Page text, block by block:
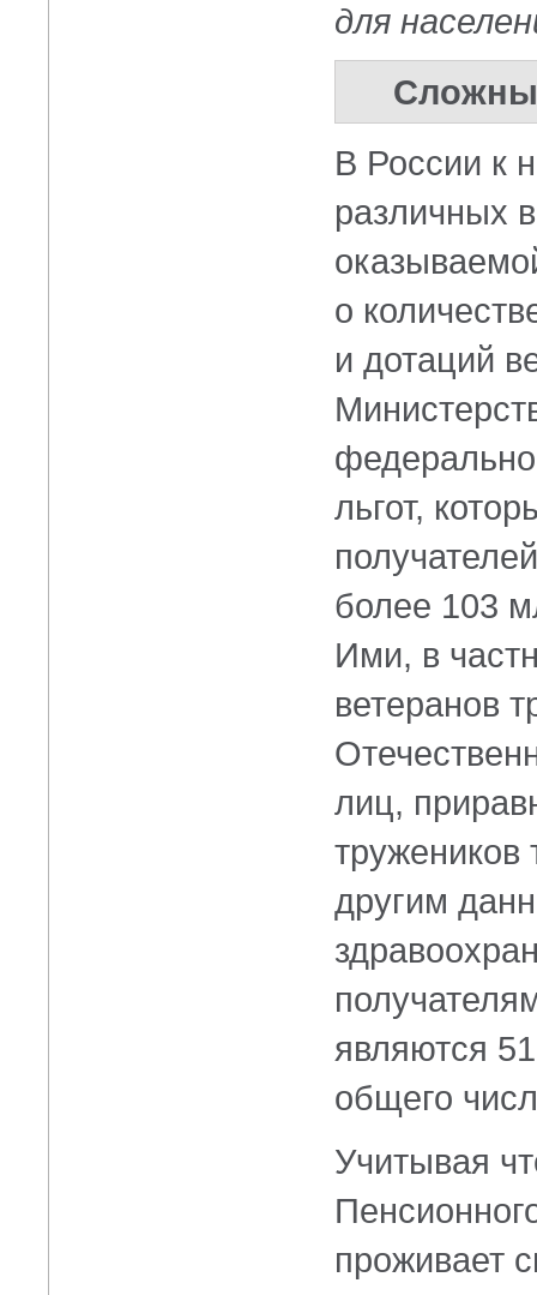
для
В России к
различных
о
и дотаций
льгот,
более 103
Ими, в
ветеранов
лиц,
другим
являются
общего
Учитывая
проживает